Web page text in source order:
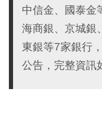
中信金、國泰金
海商銀、京城銀
東銀等7家銀行
公告，完整資訊